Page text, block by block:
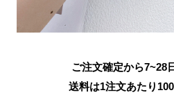
ご注文確定から7~28
送料は1注文あたり